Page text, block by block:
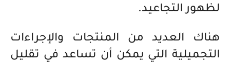
لظهور التجاعيد.
هناك العديد من المنتجات والإجراءات
التجميلية التي يمكن أن تساعد في تقليل